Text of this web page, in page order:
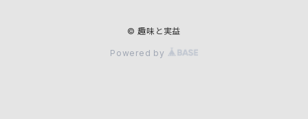
© 趣味と実益
Powered by